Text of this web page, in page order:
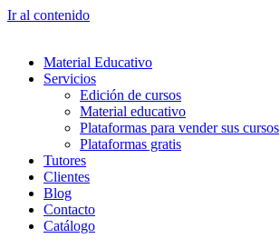
Ir al contenido
Material Educativo
Servicios
Edición de cursos
Material educativo
Plataformas para vender sus cursos
Plataformas gratis
Tutores
Clientes
Blog
Contacto
Catálogo